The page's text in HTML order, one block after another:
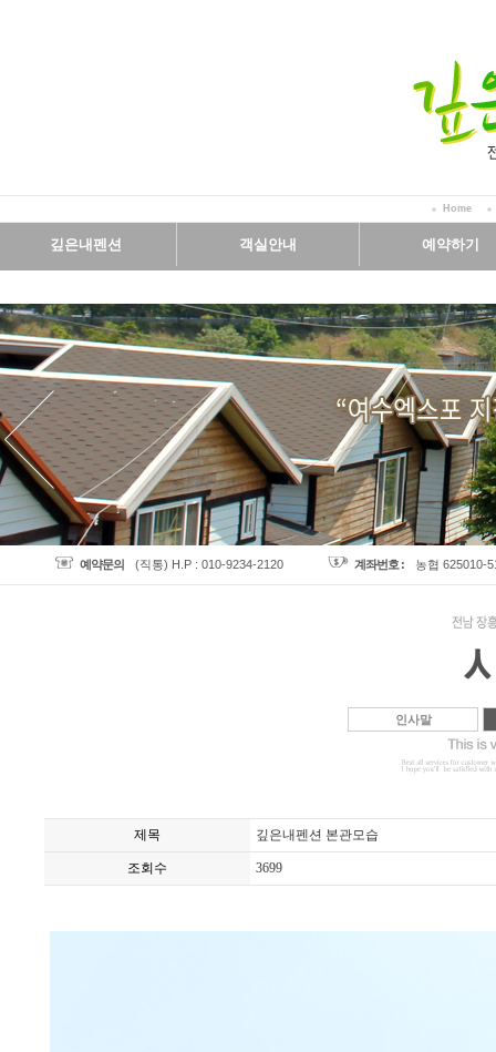
Home
깊은내펜션
시설보기
오시는길
객실안내 예약하기
실시간예약
예약문의 (직통) H.P : 010-9234-2120 계좌번호 : 농협 625010-
인사말
제목 깊은내펜션 본관모습
조회수 3699